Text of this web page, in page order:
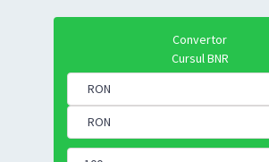
Convertor
Cursul BNR